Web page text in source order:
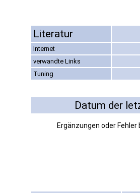
Literatur
Internet
verwandte Links
Tuning
Datum der
Ergänzungen oder